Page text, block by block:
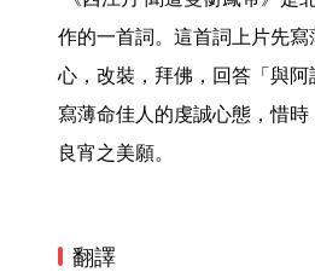
作的一首詞。這首詞上片先
心，改裝，拜佛，回答「與
寫薄命佳人的虔誠心態，惜
良宵之美願。
翻譯